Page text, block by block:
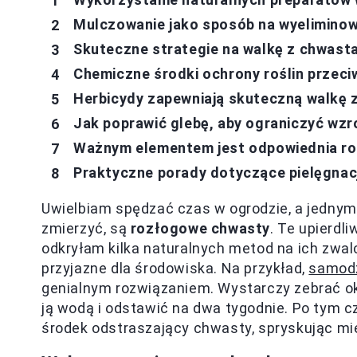
Mulczowanie jako sposób na
Skuteczne strategie na walkę z
Chemiczne środki ochrony roślin
Herbicydy zapewniają skuteczną walkę
Jak poprawić glebę, aby ograniczyć
Ważnym elementem jest odpowiednia
Praktyczne porady dotyczące
Uwielbiam spędzać czas w ogrodzie, a
zmierzyć, są rozłogowe chwasty. Te
odkryłam kilka naturalnych metod na ich
przyjazne dla środowiska. Na przykład,
genialnym rozwiązaniem. Wystarczy zebrać
ją wodą i odstawić na dwa tygodnie. Po tym
środek odstraszający chwasty, spryskując